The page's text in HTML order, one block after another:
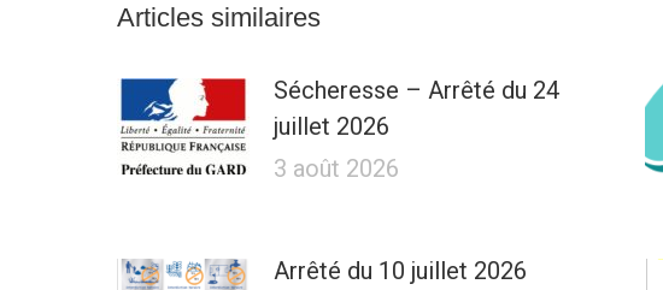
Articles similaires
Sécheresse – Arrêté du 24
juillet 2026
3 août 2026
Arrêté du 10 juillet 2026